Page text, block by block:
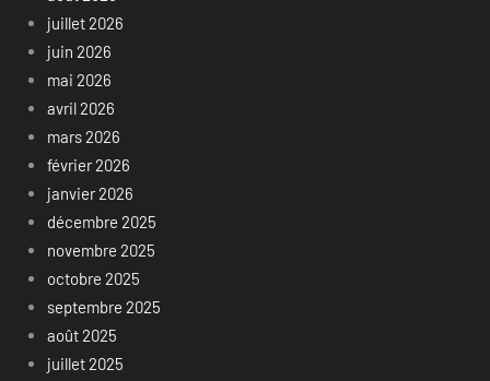
juillet 2026
juin 2026
mai 2026
avril 2026
mars 2026
février 2026
janvier 2026
décembre 2025
novembre 2025
octobre 2025
septembre 2025
août 2025
juillet 2025